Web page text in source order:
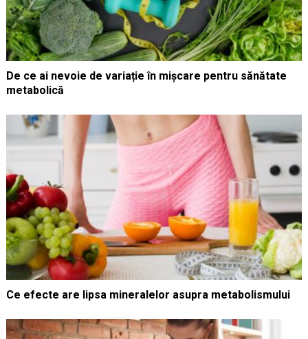
De ce ai nevoie de variație în mișcare pentru sănătate
metabolică
Ce efecte are lipsa mineralelor asupra metabolismului